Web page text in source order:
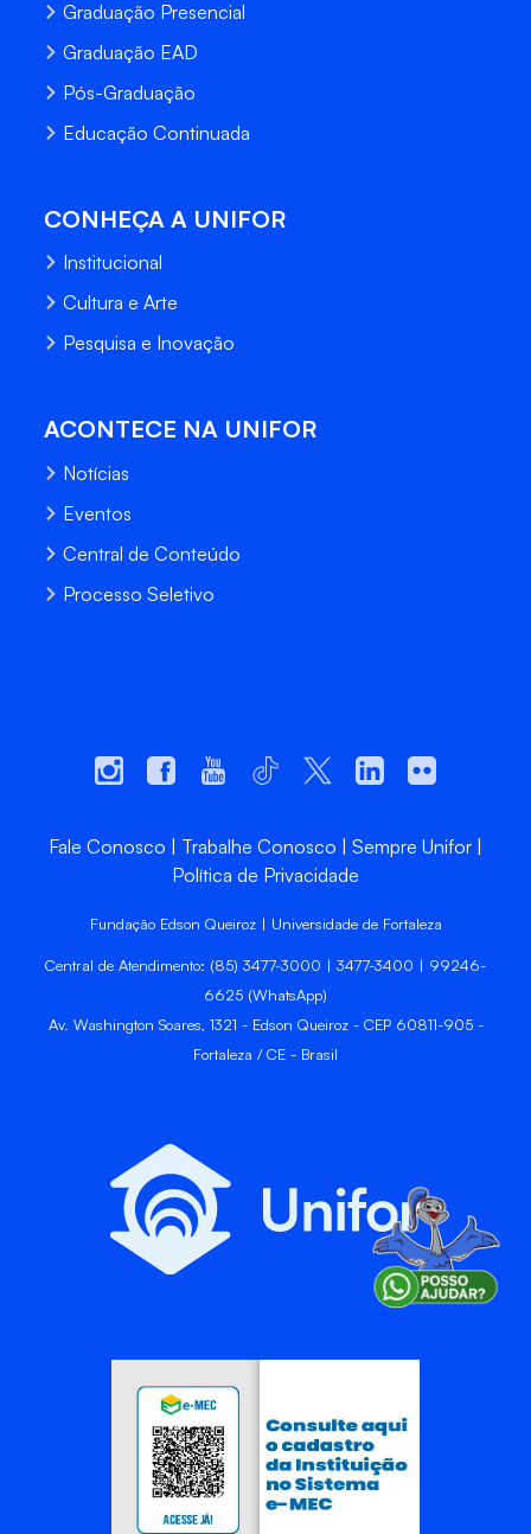
Graduação Presencial
Graduação EAD
Pós-Graduação
Educação Continuada
CONHEÇA A UNIFOR
Institucional
Cultura e Arte
Pesquisa e Inovação
ACONTECE NA UNIFOR
Notícias
Eventos
Central de Conteúdo
Processo Seletivo
Fale Conosco Trabalhe Conosco
Sempre Unifor
Política de Privacidade
Fundação Edson Queiroz | Universidade de Fortaleza
Central de Atendimento: (85) 3477-3000 | 3477-3400 | 99246-
6625 (WhatsApp)
Av. Washington Soares, 1321 - Edson Queiroz - CEP 60811-905 -
Fortaleza / CE - Brasil